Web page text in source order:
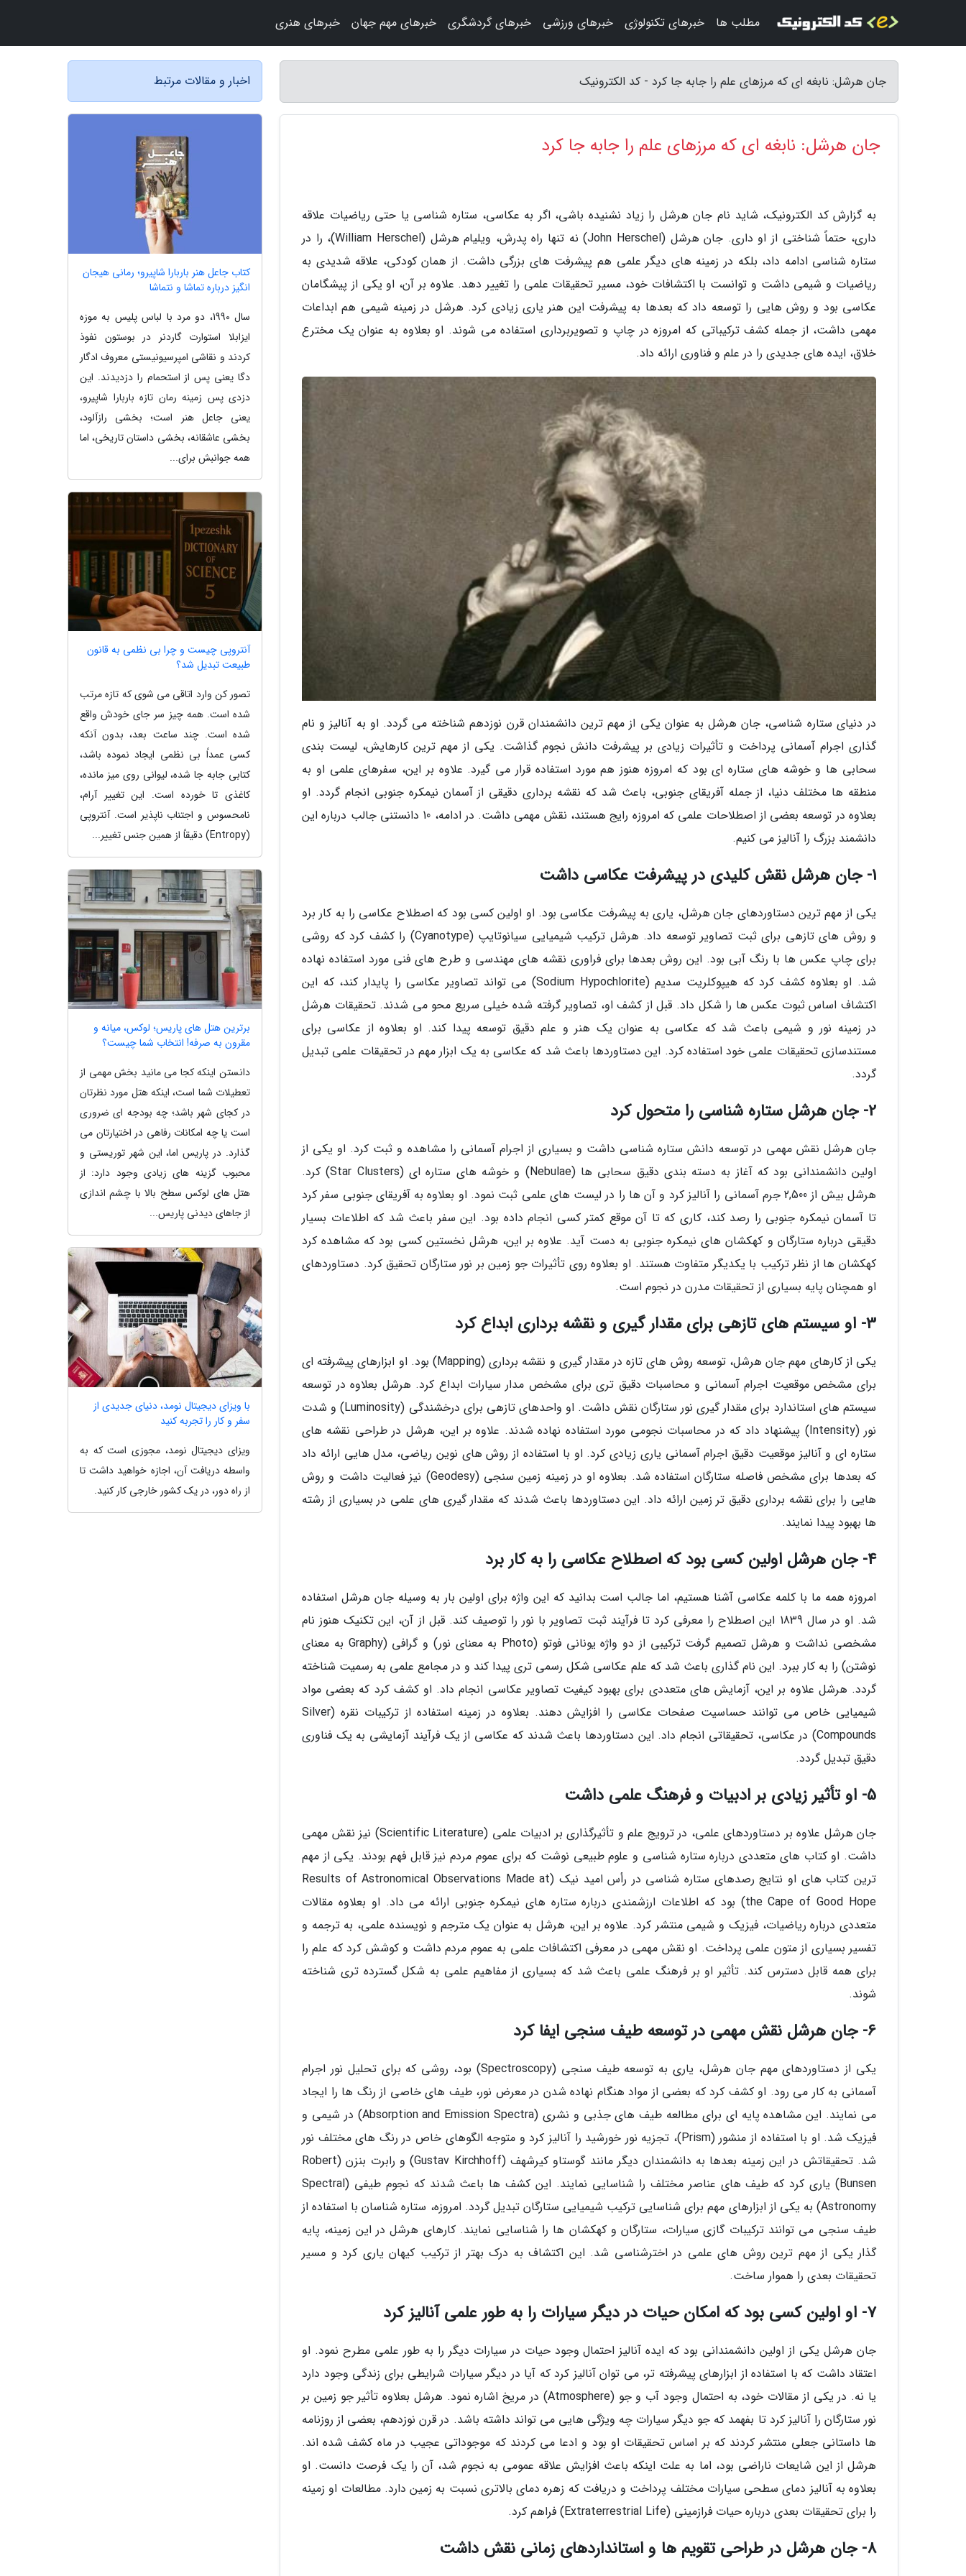
جان هرشل: نابغه ای که مرزهای علم را جابه جا کرد - کد الکترونیک
جان هرشل: نابغه ای که مرزهای علم را جابه جا کرد
به گزارش کد الکترونیک، شاید نام جان هرشل را زیاد نشنیده باشی، اگر به عکاسی، ستاره شناسی یا حتی ریاضیات علاقه
داری، حتماً شناختی از او داری. جان هرشل (John Herschel) نه تنها راه پدرش، ویلیام هرشل (William Herschel)، را در
ستاره شناسی ادامه داد، بلکه در زمینه های دیگر علمی هم پیشرفت های بزرگی داشت. از همان کودکی، علاقه شدیدی به
ریاضیات و شیمی داشت و توانست با اکتشافات خود، مسیر تحقیقات علمی را تغییر دهد. علاوه بر آن، او یکی از پیشگامان
عکاسی بود و روش هایی را توسعه داد که بعدها به پیشرفت این هنر یاری زیادی کرد. هرشل در زمینه شیمی هم ابداعات
مهمی داشت، از جمله کشف ترکیباتی که امروزه در چاپ و تصویربرداری استفاده می شوند. او بعلاوه به عنوان یک مخترع
خلاق، ایده های جدیدی را در علم و فناوری ارائه داد.
در دنیای ستاره شناسی، جان هرشل به عنوان یکی از مهم ترین دانشمندان قرن نوزدهم شناخته می گردد. او به آنالیز و نام
گذاری اجرام آسمانی پرداخت و تأثیرات زیادی بر پیشرفت دانش نجوم گذاشت. یکی از مهم ترین کارهایش، لیست بندی
سحابی ها و خوشه های ستاره ای بود که امروزه هنوز هم مورد استفاده قرار می گیرد. علاوه بر این، سفرهای علمی او به
منطقه ها مختلف دنیا، از جمله آفریقای جنوبی، باعث شد که نقشه برداری دقیقی از آسمان نیمکره جنوبی انجام گردد. او
بعلاوه در توسعه بعضی از اصطلاحات علمی که امروزه رایج هستند، نقش مهمی داشت. در ادامه، 10 دانستنی جالب درباره این
دانشمند بزرگ را آنالیز می کنیم.
1- جان هرشل نقش کلیدی در پیشرفت عکاسی داشت
یکی از مهم ترین دستاوردهای جان هرشل، یاری به پیشرفت عکاسی بود. او اولین کسی بود که اصطلاح عکاسی را به کار برد
و روش های تازهی برای ثبت تصاویر توسعه داد. هرشل ترکیب شیمیایی سیانوتایپ (Cyanotype) را کشف کرد که روشی
برای چاپ عکس ها با رنگ آبی بود. این روش بعدها برای فراوری نقشه های مهندسی و طرح های فنی مورد استفاده نهاده
شد. او بعلاوه کشف کرد که هیپوکلریت سدیم (Sodium Hypochlorite) می تواند تصاویر عکاسی را پایدار کند، که این
اکتشاف اساس ثبوت عکس ها را شکل داد. قبل از کشف او، تصاویر گرفته شده خیلی سریع محو می شدند. تحقیقات هرشل
در زمینه نور و شیمی باعث شد که عکاسی به عنوان یک هنر و علم دقیق توسعه پیدا کند. او بعلاوه از عکاسی برای
مستندسازی تحقیقات علمی خود استفاده کرد. این دستاوردها باعث شد که عکاسی به یک ابزار مهم در تحقیقات علمی تبدیل
گردد.
2- جان هرشل ستاره شناسی را متحول کرد
جان هرشل نقش مهمی در توسعه دانش ستاره شناسی داشت و بسیاری از اجرام آسمانی را مشاهده و ثبت کرد. او یکی از
اولین دانشمندانی بود که آغاز به دسته بندی دقیق سحابی ها (Nebulae) و خوشه های ستاره ای (Star Clusters) کرد.
هرشل بیش از 2,500 جرم آسمانی را آنالیز کرد و آن ها را در لیست های علمی ثبت نمود. او بعلاوه به آفریقای جنوبی سفر کرد
تا آسمان نیمکره جنوبی را رصد کند، کاری که تا آن موقع کمتر کسی انجام داده بود. این سفر باعث شد که اطلاعات بسیار
دقیقی درباره ستارگان و کهکشان های نیمکره جنوبی به دست آید. علاوه بر این، هرشل نخستین کسی بود که مشاهده کرد
کهکشان ها از نظر ترکیب با یکدیگر متفاوت هستند. او بعلاوه روی تأثیرات جو زمین بر نور ستارگان تحقیق کرد. دستاوردهای
او همچنان پایه بسیاری از تحقیقات مدرن در نجوم است.
3- او سیستم های تازهی برای مقدار گیری و نقشه برداری ابداع کرد
یکی از کارهای مهم جان هرشل، توسعه روش های تازه در مقدار گیری و نقشه برداری (Mapping) بود. او ابزارهای پیشرفته ای
برای مشخص موقعیت اجرام آسمانی و محاسبات دقیق تری برای مشخص مدار سیارات ابداع کرد. هرشل بعلاوه در توسعه
سیستم های استاندارد برای مقدار گیری نور ستارگان نقش داشت. او واحدهای تازهی برای درخشندگی (Luminosity) و شدت
نور (Intensity) پیشنهاد داد که در محاسبات نجومی مورد استفاده نهاده شدند. علاوه بر این، هرشل در طراحی نقشه های
ستاره ای و آنالیز موقعیت دقیق اجرام آسمانی یاری زیادی کرد. او با استفاده از روش های نوین ریاضی، مدل هایی ارائه داد
که بعدها برای مشخص فاصله ستارگان استفاده شد. بعلاوه او در زمینه زمین سنجی (Geodesy) نیز فعالیت داشت و روش
هایی را برای نقشه برداری دقیق تر زمین ارائه داد. این دستاوردها باعث شدند که مقدار گیری های علمی در بسیاری از رشته
ها بهبود پیدا نمایند.
4- جان هرشل اولین کسی بود که اصطلاح عکاسی را به کار برد
امروزه همه ما با کلمه عکاسی آشنا هستیم، اما جالب است بدانید که این واژه برای اولین بار به وسیله جان هرشل استفاده
شد. او در سال 1839 این اصطلاح را معرفی کرد تا فرآیند ثبت تصاویر با نور را توصیف کند. قبل از آن، این تکنیک هنوز نام
مشخصی نداشت و هرشل تصمیم گرفت ترکیبی از دو واژه یونانی فوتو (Photo به معنای نور) و گرافی (Graphy به معنای
نوشتن) را به کار ببرد. این نام گذاری باعث شد که علم عکاسی شکل رسمی تری پیدا کند و در مجامع علمی به رسمیت شناخته
گردد. هرشل علاوه بر این، آزمایش های متعددی برای بهبود کیفیت تصاویر عکاسی انجام داد. او کشف کرد که بعضی مواد
شیمیایی خاص می توانند حساسیت صفحات عکاسی را افزایش دهند. بعلاوه در زمینه استفاده از ترکیبات نقره (Silver
Compounds) در عکاسی، تحقیقاتی انجام داد. این دستاوردها باعث شدند که عکاسی از یک فرآیند آزمایشی به یک فناوری
دقیق تبدیل گردد.
5- او تأثیر زیادی بر ادبیات و فرهنگ علمی داشت
جان هرشل علاوه بر دستاوردهای علمی، در ترویج علم و تأثیرگذاری بر ادبیات علمی (Scientific Literature) نیز نقش مهمی
داشت. او کتاب های متعددی درباره ستاره شناسی و علوم طبیعی نوشت که برای عموم مردم نیز قابل فهم بودند. یکی از مهم
ترین کتاب های او نتایج رصدهای ستاره شناسی در رأس امید نیک (Results of Astronomical Observations Made at
the Cape of Good Hope) بود که اطلاعات ارزشمندی درباره ستاره های نیمکره جنوبی ارائه می داد. او بعلاوه مقالات
متعددی درباره ریاضیات، فیزیک و شیمی منتشر کرد. علاوه بر این، هرشل به عنوان یک مترجم و نویسنده علمی، به ترجمه و
تفسیر بسیاری از متون علمی پرداخت. او نقش مهمی در معرفی اکتشافات علمی به عموم مردم داشت و کوشش کرد که علم را
برای همه قابل دسترس کند. تأثیر او بر فرهنگ علمی باعث شد که بسیاری از مفاهیم علمی به شکل گسترده تری شناخته
شوند.
6- جان هرشل نقش مهمی در توسعه طیف سنجی ایفا کرد
یکی از دستاوردهای مهم جان هرشل، یاری به توسعه طیف سنجی (Spectroscopy) بود، روشی که برای تحلیل نور اجرام
آسمانی به کار می رود. او کشف کرد که بعضی از مواد هنگام نهاده شدن در معرض نور، طیف های خاصی از رنگ ها را ایجاد
می نمایند. این مشاهده پایه ای برای مطالعه طیف های جذبی و نشری (Absorption and Emission Spectra) در شیمی و
فیزیک شد. او با استفاده از منشور (Prism)، تجزیه نور خورشید را آنالیز کرد و متوجه الگوهای خاص در رنگ های مختلف نور
شد. تحقیقاتش در این زمینه بعدها به دانشمندان دیگر مانند گوستاو کیرشهف (Gustav Kirchhoff) و رابرت بنزن (Robert
Bunsen) یاری کرد که طیف های عناصر مختلف را شناسایی نمایند. این کشف ها باعث شدند که نجوم طیفی (Spectral
Astronomy) به یکی از ابزارهای مهم برای شناسایی ترکیب شیمیایی ستارگان تبدیل گردد. امروزه، ستاره شناسان با استفاده از
طیف سنجی می توانند ترکیبات گازی سیارات، ستارگان و کهکشان ها را شناسایی نمایند. کارهای هرشل در این زمینه، پایه
گذار یکی از مهم ترین روش های علمی در اخترشناسی شد. این اکتشاف به درک بهتر از ترکیب کیهان یاری کرد و مسیر
تحقیقات بعدی را هموار ساخت.
7- او اولین کسی بود که امکان حیات در دیگر سیارات را به طور علمی آنالیز کرد
جان هرشل یکی از اولین دانشمندانی بود که ایده آنالیز احتمال وجود حیات در سیارات دیگر را به طور علمی مطرح نمود. او
اعتقاد داشت که با استفاده از ابزارهای پیشرفته تر، می توان آنالیز کرد که آیا در دیگر سیارات شرایطی برای زندگی وجود دارد
یا نه. در یکی از مقالات خود، به احتمال وجود آب و جو (Atmosphere) در مریخ اشاره نمود. هرشل بعلاوه تأثیر جو زمین بر
نور ستارگان را آنالیز کرد تا بفهمد که جو دیگر سیارات چه ویژگی هایی می تواند داشته باشد. در قرن نوزدهم، بعضی از روزنامه
ها داستانی جعلی منتشر کردند که بر اساس تحقیقات او بود و ادعا می کردند که موجوداتی عجیب در ماه کشف شده اند.
هرشل از این شایعات ناراضی بود، اما به علت اینکه باعث افزایش علاقه عمومی به نجوم شد، آن را یک فرصت دانست. او
بعلاوه به آنالیز دمای سطحی سیارات مختلف پرداخت و دریافت که زهره دمای بالاتری نسبت به زمین دارد. مطالعات او زمینه
را برای تحقیقات بعدی درباره حیات فرازمینی (Extraterrestrial Life) فراهم کرد.
8- جان هرشل در طراحی تقویم ها و استانداردهای زمانی نقش داشت
اخبار و مقالات مرتبط
کتاب جاعل هنر باربارا شاپیرو؛ رمانی هیجان
انگیز درباره تماشا و نتماشا
سال 1990، دو مرد با لباس پلیس به موزه
ایزابلا استوارت گاردنر در بوستون نفوذ
کردند و نقاشی امپرسیونیستی معروف ادگار
دگا یعنی پس از استحمام را دزدیدند. این
دزدی پس زمینه رمان تازه باربارا شاپیرو،
یعنی جاعل هنر است؛ بخشی رازآلود،
بخشی عاشقانه، بخشی داستان تاریخی، اما
همه جوانبش برای...
آنتروپی چیست و چرا بی نظمی به قانون
طبیعت تبدیل شد؟
تصور کن وارد اتاقی می شوی که تازه مرتب
شده است. همه چیز سر جای خودش واقع
شده است. چند ساعت بعد، بدون آنکه
کسی عمداً بی نظمی ایجاد نموده باشد،
کتابی جابه جا شده، لیوانی روی میز مانده،
کاغذی تا خورده است. این تغییر آرام،
نامحسوس و اجتناب ناپذیر است. آنتروپی
(Entropy) دقیقاً از همین جنس تغییر...
برترین هتل های پاریس؛ لوکس، میانه و
مقرون به صرفه! انتخاب شما چیست؟
دانستن اینکه کجا می مانید بخش مهمی از
تعطیلات شما است، اینکه هتل مورد نظرتان
در کجای شهر باشد؛ چه بودجه ای ضروری
است یا چه امکانات رفاهی در اختیارتان می
گذارد. در پاریس اما، این شهر توریستی و
محبوب گزینه های زیادی وجود دارد: از
هتل های لوکس سطح بالا با چشم اندازی
از جاهای دیدنی پاریس...
با ویزای دیجیتال نومد، دنیای جدیدی از
سفر و کار را تجربه کنید
ویزای دیجیتال نومد، مجوزی است که به
واسطه دریافت آن، اجازه خواهید داشت تا
از راه دور، در یک کشور خارجی کار کنید.
مطلب ها خبرهای تکنولوژی خبرهای ورزشی خبرهای گردشگری خبرهای مهم جهان خبرهای هنری